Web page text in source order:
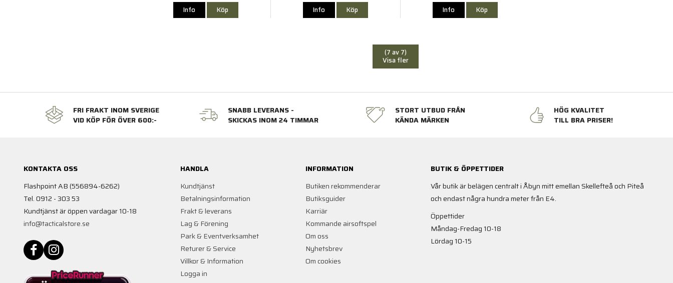
Info Köp Info Köp Info Köp
(7 av 7)
Visa fler
FRI FRAKT INOM SVERIGE
VID KÖP FÖR ÖVER 600:-
SNABB LEVERANS -
SKICKAS INOM 24 TIMMAR
STORT UTBUD FRÅN
KÄNDA MÄRKEN
HÖG KVALITET
TILL BRA PRISER!
KONTAKTA OSS
Flashpoint AB (556894-6262)
Tel. 0912 - 303 53
Kundtjänst är öppen vardagar 10-18
info@tacticalstore.se
HANDLA
Kundtjänst
Betalningsinformation
Frakt & leverans
Lag & Förening
Park & Eventverksamhet
Returer & Service
Villkor & Information
Logga in
INFORMATION
Butiken rekommenderar
Butiksguider
Karriär
Kommande airsoftspel
Om oss
Nyhetsbrev
Om cookies
BUTIK & ÖPPETTIDER
Vår butik är belägen centralt i Åbyn mitt emellan Skellefteå och Piteå
och endast några hundra meter från E4.
Öppettider
Måndag-Fredag 10-18
Lördag 10-15